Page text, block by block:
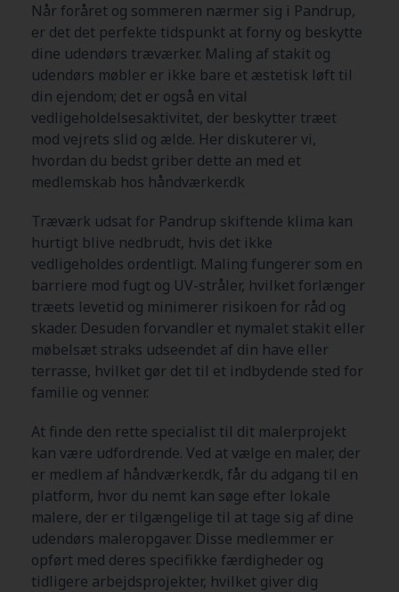
Når foråret og sommeren nærmer sig i Pandrup,
er det det perfekte tidspunkt at forny og beskytte
dine udendørs træværker. Maling af stakit og
udendørs møbler er ikke bare et æstetisk løft til
din ejendom; det er også en vital
vedligeholdelsesaktivitet, der beskytter træet
mod vejrets slid og ælde. Her diskuterer vi,
hvordan du bedst griber dette an med et
medlemskab hos håndværker.dk
Træværk udsat for Pandrup skiftende klima kan
hurtigt blive nedbrudt, hvis det ikke
vedligeholdes ordentligt. Maling fungerer som en
barriere mod fugt og UV-stråler, hvilket forlænger
træets levetid og minimerer risikoen for råd og
skader. Desuden forvandler et nymalet stakit eller
møbelsæt straks udseendet af din have eller
terrasse, hvilket gør det til et indbydende sted for
familie og venner.
At finde den rette specialist til dit malerprojekt
kan være udfordrende. Ved at vælge en maler, der
er medlem af håndværker.dk, får du adgang til en
platform, hvor du nemt kan søge efter lokale
malere, der er tilgængelige til at tage sig af dine
udendørs maleropgaver. Disse medlemmer er
opført med deres specifikke færdigheder og
tidligere arbejdsprojekter, hvilket giver dig